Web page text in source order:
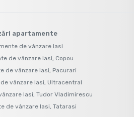
apartamente
de vânzare Iasi
de vânzare Iasi, Copou
de vânzare Iasi, Pacurari
vânzare Iasi, Ultracentral
Iasi, Tudor Vladimirescu
de vânzare Iasi, Tatarasi